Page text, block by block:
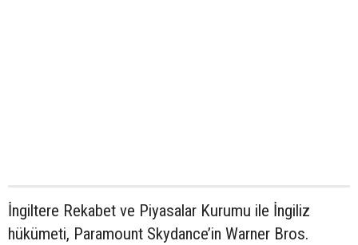
İngiltere Rekabet ve Piyasalar Kurumu ile İngiliz
hükümeti, Paramount Skydance’in Warner Bros.